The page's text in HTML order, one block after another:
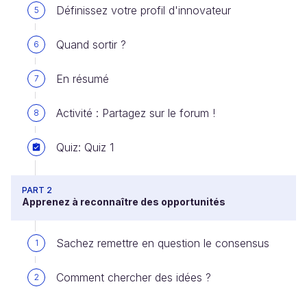
5 Définissez votre profil d'innovateur
6 Quand sortir ?
7 En résumé
8 Activité : Partagez sur le forum !
Quiz: Quiz 1
PART 2
Apprenez à reconnaître des opportunités
1 Sachez remettre en question le consensus
2 Comment chercher des idées ?